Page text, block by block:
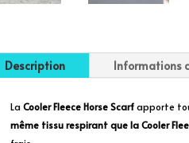
Description Informations
La Cooler Fleece Horse Scarfapporte
même tissu respirant que la Cooler